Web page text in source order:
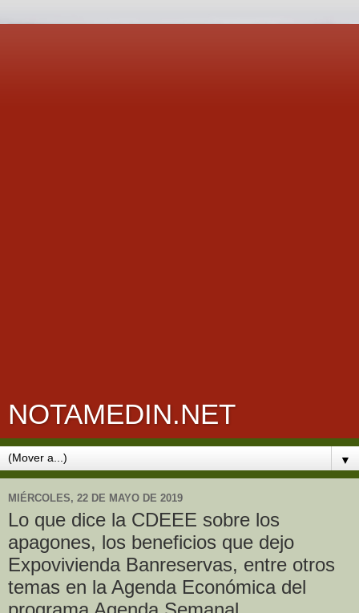
NOTAMEDIN.NET
▼
MIÉRCOLES, 22 DE MAYO DE 2019
Lo que dice la CDEEE sobre los
apagones, los beneficios que dejo
Expovivienda Banreservas, entre otros
temas en la Agenda Económica del